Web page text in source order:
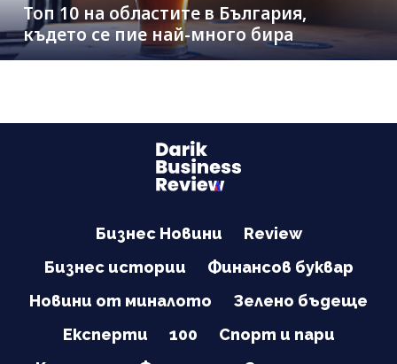
Топ 10 на областите в България,
където се пие най-много бира
Бизнес Новини
Review
Бизнес истории
Финансов буквар
Новини от миналото
Зелено бъдеще
Експерти
100
Спорт и пари